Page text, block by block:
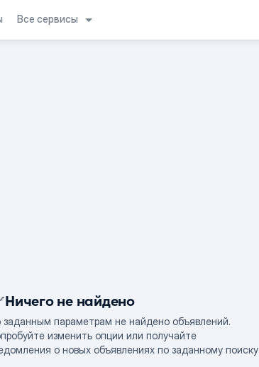
Все сервисы
Ничего не найдено
заданным параметрам не найдено объявлений.
изменить опции или получайте
о новых объявлениях по заданному поиску